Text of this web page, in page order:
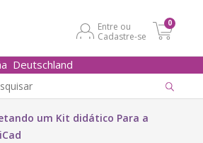
Entre ou
Cadastre-se
0
Deutschland
um Kit didático Para a